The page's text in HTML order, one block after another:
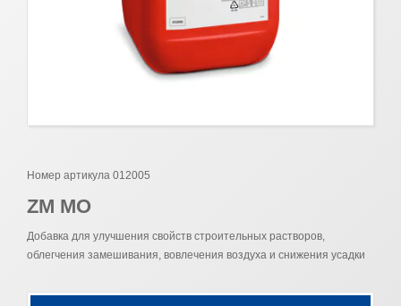
Номер артикула 012005
ZM MO
Добавка для улучшения свойств строительных растворов,
облегчения замешивания, вовлечения воздуха и снижения усадки